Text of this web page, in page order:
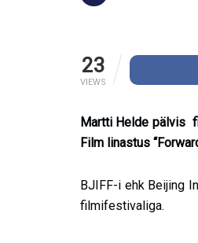
23
VIEWS
Martti Helde pälvis
Film linastus
BJIFF-i ehk Beijing
filmifestivaliga.